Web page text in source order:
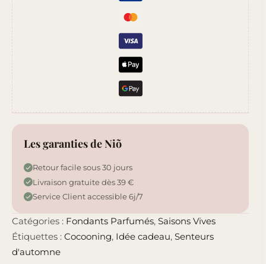
Les garanties de Niõ
Retour facile sous 30 jours
Livraison gratuite dès 39 €
Service Client accessible 6j/7
Catégories : Fondants Parfumés, Saisons Vives
Étiquettes : Cocooning, Idée cadeau, Senteurs
d'automne